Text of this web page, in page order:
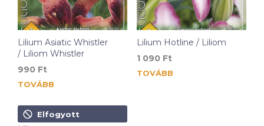
Lilium Asiatic Whistler
/ Liliom Whistler
990 Ft
TOVÁBB
Lilium Hotline / Liliom
1 090 Ft
TOVÁBB
Lilium Netty’s Pride /
Elfogyott